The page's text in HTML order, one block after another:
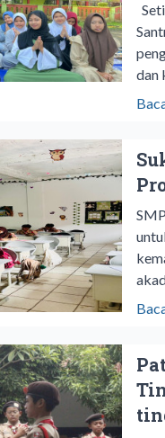
dan